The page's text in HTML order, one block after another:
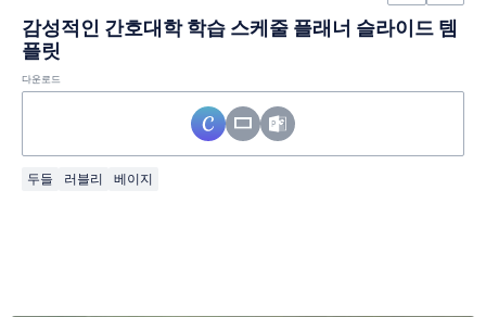
감성적인 간호대학 학습 스케줄 플래너 슬라이드 템
플릿
다운로드
두들 러블리 베이지